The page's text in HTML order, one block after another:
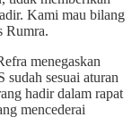
Kami mau bilang
Rumra.
menegaskan
sesuai aturan
hadir dalam rapat
mencederai